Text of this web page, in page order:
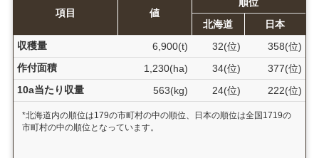
項目 値
北海道
日本
収穫量
6,900(t) 32(位)
358(位)
作付面積
1,230(ha) 34(位)
377(位)
10a当たり収量
563(kg) 24(位) 222(位)
*北海道内の順位は179の市町村の中の順位、日本の順位は全国1719の
市町村の中の順位となっています。